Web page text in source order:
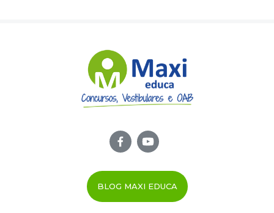
BLOG MAXI EDUCA